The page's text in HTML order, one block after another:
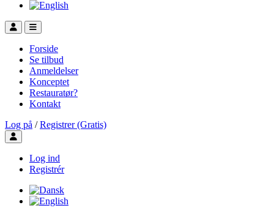
Forside
Se tilbud
Anmeldelser
Konceptet
Restauratør?
Kontakt
Log på / Registrer (Gratis)
Toggle user menu
Log ind
Registrér